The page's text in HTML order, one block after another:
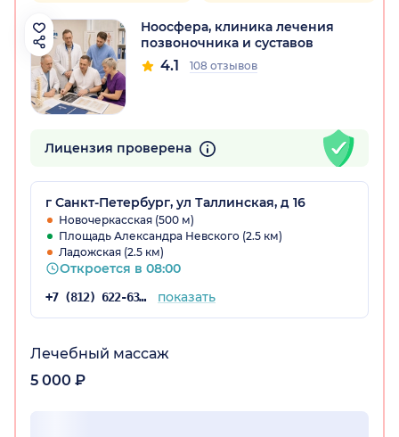
Ноосфера, клиника лечения
позвоночника и суставов
4.1 108 отзывов
Лицензия проверена
г Санкт-Петербург, ул Таллинская, д 16
Новочеркасская (500 м)
Площадь Александра Невского (2.5 км)
Ладожская (2.5 км)
Откроется в 08:00
+7 (812) 622-63-55 показать
Лечебный массаж
5 000 ₽